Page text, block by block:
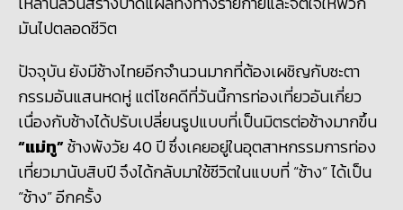
มันไปตลอดชีวิต
ปัจจุบัน ยังมีช้างไทยอีกจำนวนมากที่ต้องเผชิญกับชะตา
กรรมอันแสนหดหู่ แต่โชคดีที่วันนี้การท่องเที่ยวอันเกี่ยว
เนื่องกับช้างได้ปรับเปลี่ยนรูปแบบที่เป็นมิตรต่อช้างมากขึ้น
“แม่ทู”ช้างพังวัย 40 ปี ซึ่งเคยอยู่ในอุตสาหกรรมการท่อง
เที่ยวมานับสิบปี จึงได้กลับมาใช้ชีวิตในแบบที่ “ช้าง” ได้เป็น
“ช้าง” อีกครั้ง